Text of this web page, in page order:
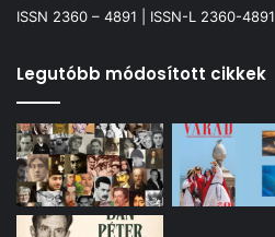
ISSN 2360 – 4891 | ISSN-L 2360-4891
Legutóbb módosított cikkek